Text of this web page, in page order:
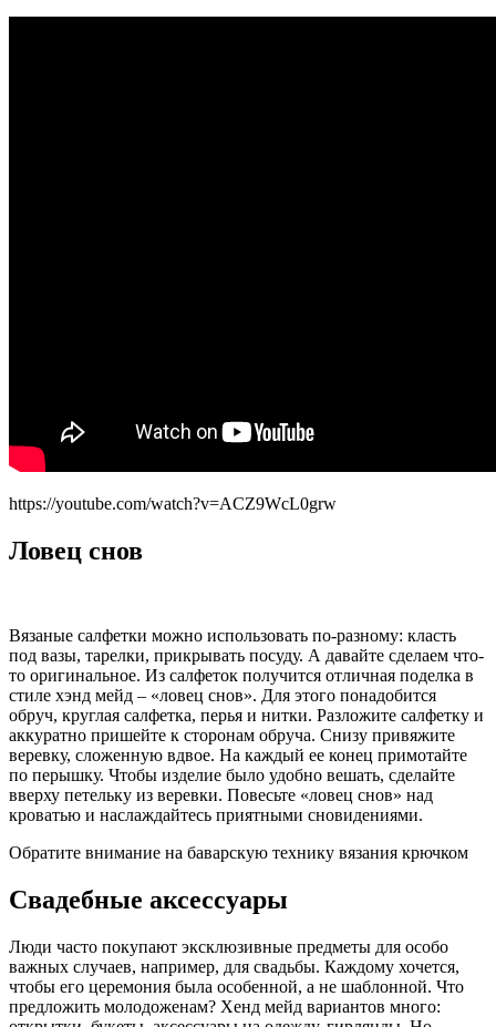
https://youtube.com/watch?v=ACZ9WcL0grw
Ловец снов
Вязаные салфетки можно использовать по-разному: класть
под вазы, тарелки, прикрывать посуду. А давайте сделаем что-
то оригинальное. Из салфеток получится отличная поделка в
стиле хэнд мейд – «ловец снов». Для этого понадобится
обруч, круглая салфетка, перья и нитки. Разложите салфетку и
аккуратно пришейте к сторонам обруча. Снизу привяжите
веревку, сложенную вдвое. На каждый ее конец примотайте
по перышку. Чтобы изделие было удобно вешать, сделайте
вверху петельку из веревки. Повесьте «ловец снов» над
кроватью и наслаждайтесь приятными сновидениями.
Обратите внимание на баварскую технику вязания крючком
Свадебные аксессуары
Люди часто покупают эксклюзивные предметы для особо
важных случаев, например, для свадьбы. Каждому хочется,
чтобы его церемония была особенной, а не шаблонной. Что
предложить молодоженам? Хенд мейд вариантов много: